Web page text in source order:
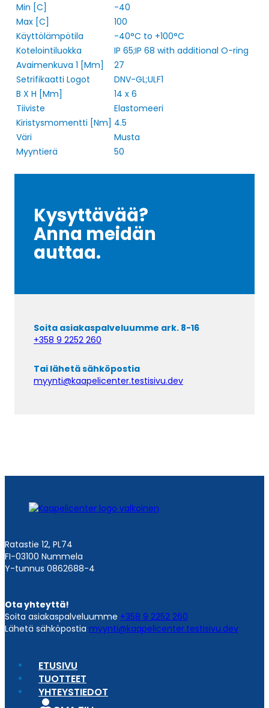
Min [C]
-40
Max [C]
100
Käyttölämpötila
-40°C to +100°C
Kotelointiluokka
IP 65;IP 68 with additional O-ring
Avaimenkuva 1 [Mm]
27
Setrifikaatti Logot
DNV-GL;ULF1
B X H [Mm]
14 x 6
Tiiviste
Elastomeeri
Kiristysmomentti [Nm] 4.5
Väri
Musta
Myyntierä
50
Kysyttävää?
Anna meidän
auttaa.
Soita asiakaspalveluumme ark. 8-16
+358 9 2252 260
Tai lähetä sähköpostia
myynti@kaapelicenter.testisivu.dev
Ratastie 12, PL74
FI-03100 Nummela
Y-tunnus 0862688-4
Ota yhteyttä!
Soita asiakaspalveluumme +358 9 2252 260
Lähetä sähköpostia myynti@kaapelicenter.testisivu.dev
ETUSIVU
TUOTTEET
YHTEYSTIEDOT